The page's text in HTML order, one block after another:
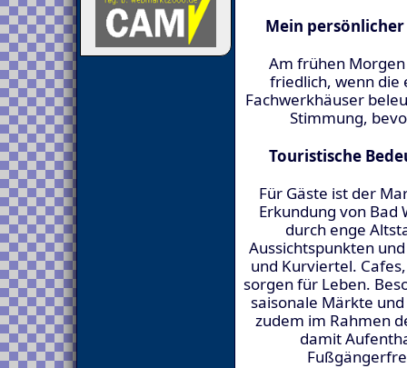
Mein
Am frühen
friedlich, wenn die
Fachwerkhäuser
Stimmung,
Touristische
Für Gäste ist der
Erkundung von Bad
durch enge
Aussichtspunkten
und Kurviertel.
sorgen für Leben.
saisonale Märkte
zudem im Rahmen
damit